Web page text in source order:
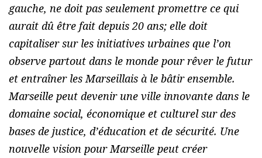
gauche, ne doit pas seulement promettre ce qui
aurait dû être fait depuis 20 ans; elle doit
capitaliser sur les initiatives urbaines que l’on
observe partout dans le monde pour rêver le futur
et entraîner les Marseillais à le bâtir ensemble.
Marseille peut devenir une ville innovante dans le
domaine social, économique et culturel sur des
bases de justice, d’éducation et de sécurité. Une
nouvelle vision pour Marseille peut créer